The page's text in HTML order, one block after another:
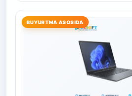
BUYURTMA ASOSIDA